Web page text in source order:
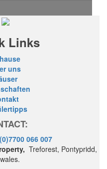
Links
uns
066 007
Treforest, Pontypridd,